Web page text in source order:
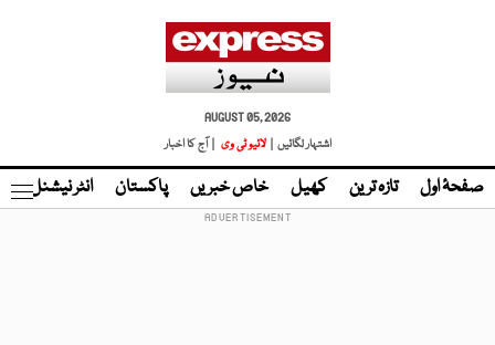
AUGUST 05, 2026
اشتہار لگائیں |
لائیو ٹی وی | آج کا اخبار
صفحۂ اول تازہ ترین کھیل خاص خبریں پاکستان انٹر نیشنل